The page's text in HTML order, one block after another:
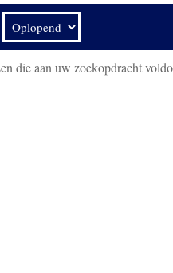
die aan uw zoekopdracht